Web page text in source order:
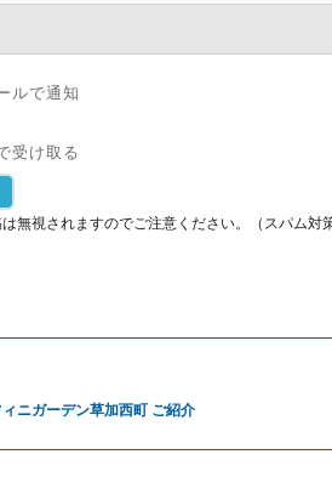
ルで通知
受け取る
無視されますのでご注意ください。（スパム対策
ガーデン草加西町 ご紹介